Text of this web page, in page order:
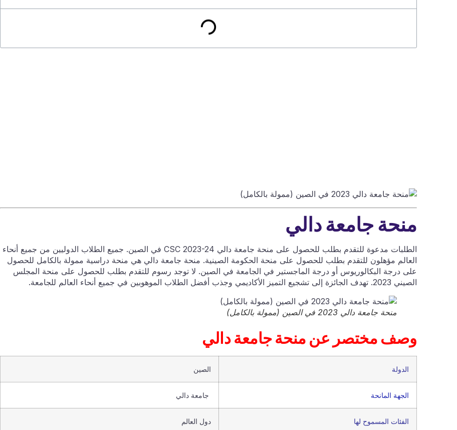
منحة جامعة دالي
الطلبات مدعوة للتقدم بطلب للحصول على منحة جامعة دالي CSC 2023-24 في الصين. جميع الطلاب الدوليين من جميع أنحاء
العالم مؤهلون للتقدم بطلب للحصول على منحة الحكومة الصينية. منحة جامعة دالي هي منحة دراسية ممولة بالكامل للحصول
على درجة البكالوريوس أو درجة الماجستير في الجامعة في الصين. لا توجد رسوم للتقدم بطلب للحصول على منحة المجلس
الصيني 2023. تهدف الجائزة إلى تشجيع التميز الأكاديمي وجذب أفضل الطلاب الموهوبين في جميع أنحاء العالم للجامعة.
منحة جامعة دالي 2023 في الصين (ممولة بالكامل)
وصف مختصر عن منحة جامعة دالي
الدولة الصين
الجهة المانحة جامعة دالي
الفئات المسموح لها دول العالم